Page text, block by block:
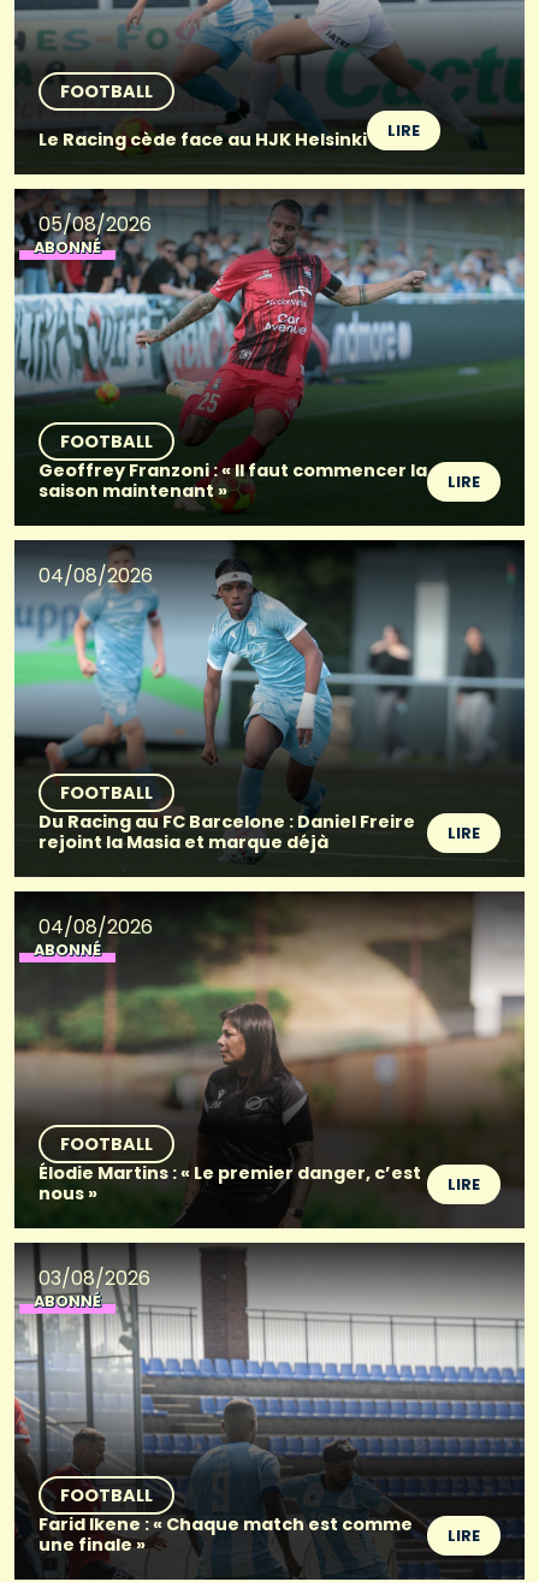
FOOTBALL
Le Racing cède face au HJK Helsinki
LIRE
05/08/2026
ABONNÉ
FOOTBALL
Geoffrey Franzoni : « Il faut commencer la
saison maintenant »
LIRE
04/08/2026
FOOTBALL
Du Racing au FC Barcelone : Daniel Freire
rejoint la Masia et marque déjà
LIRE
04/08/2026
ABONNÉ
FOOTBALL
Élodie Martins : « Le premier danger, c’est
nous »
LIRE
03/08/2026
ABONNÉ
FOOTBALL
Farid Ikene : « Chaque match est comme
une finale »
LIRE